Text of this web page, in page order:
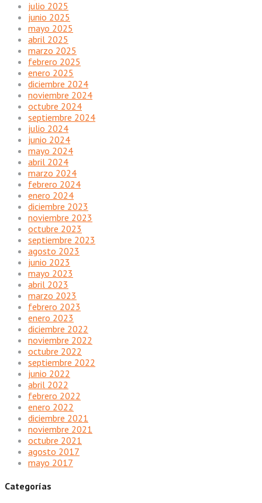
julio 2025
junio 2025
mayo 2025
abril 2025
marzo 2025
febrero 2025
enero 2025
diciembre 2024
noviembre 2024
octubre 2024
septiembre 2024
julio 2024
junio 2024
mayo 2024
abril 2024
marzo 2024
febrero 2024
enero 2024
diciembre 2023
noviembre 2023
octubre 2023
septiembre 2023
agosto 2023
junio 2023
mayo 2023
abril 2023
marzo 2023
febrero 2023
enero 2023
diciembre 2022
noviembre 2022
octubre 2022
septiembre 2022
junio 2022
abril 2022
febrero 2022
enero 2022
diciembre 2021
noviembre 2021
octubre 2021
agosto 2017
mayo 2017
Categorías